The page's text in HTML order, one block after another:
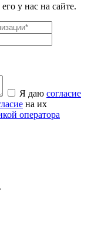
у нас на сайте.
Я даю согласие
на их
оператора